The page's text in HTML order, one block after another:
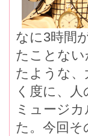
なに3時間
たことな
たような
く度に、
ミュージ
た。今回